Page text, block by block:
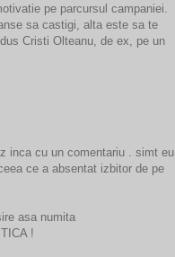
pe parcursul campaniei.
sa castigi, alta este sa te
Cristi Olteanu, de ex, pe un
inca cu un comentariu . simt eu
ce a absentat izbitor de pe
asa numita
!